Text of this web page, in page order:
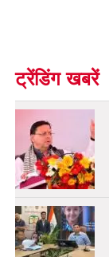
ट्रेंडिंग खबरें